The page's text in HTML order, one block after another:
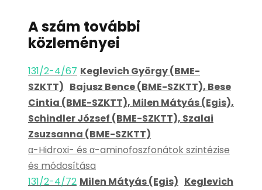
A szám további
közleményei
131/2-4/67 Keglevich György (BME-
SZKTT) Bajusz Bence (BME-SZKTT), Bese
Cintia (BME-SZKTT), Milen Mátyás (Egis),
Schindler József (BME-SZKTT), Szalai
Zsuzsanna (BME-SZKTT)
α-Hidroxi- és α-aminofoszfonátok szintézise
és módosítása
131/2-4/72 Milen Mátyás (Egis) Keglevich